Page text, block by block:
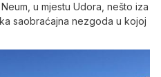
u mjestu Udora, nešto iza
saobraćajna nezgoda u kojoj